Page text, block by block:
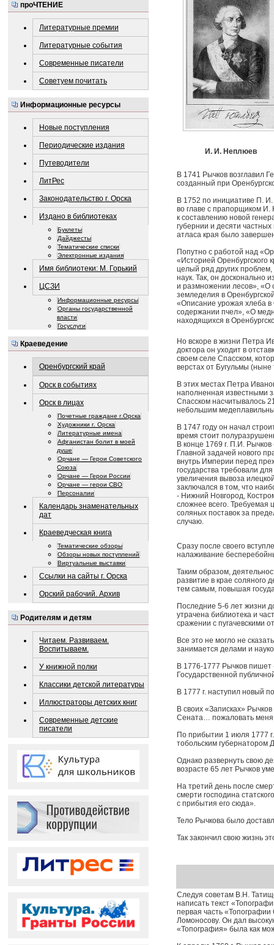
проЧТЕНИЕ
Литературные премии
Литературные события
Современные писатели
Советуем почитать
Информационные ресурсы
Новые поступления
Периодические издания
Путеводители
ЛитРес
Законодательство г. Орска
Издано в библиотеках
Буклеты
Дайджесты
Тематические списки
Электронные издания
Имя библиотеки: М. Горький
ЦСЗИ
Информационные ресурсы
Органы государственной
власти
Госуслуги
Краеведение
Оренбургский край
Орск в событиях
Орск в лицах
Почетные граждане г.Орска
Художники г. Орска
Литературные имена
Афганистан болит в моей
душе
Орчане — Герои Советского
Союза
Орчане — Герои России
Орчане — герои СВО
Персоналии
Календарь знаменательных
дат
Краеведческая книга
Тематические обзоры
Обзоры новых поступлений
Виртуальные выставки
Ссылки на сайты г. Орска
Орский рабочий. Архив
Родителям и детям
Читаем. Развиваем.
Воспитываем.
У книжной полки
Классики детской литературы
Иллюстраторы детских книг
Современные детские
писатели
И. И. Неплюев
В 1741 Рычков возглавил
созданный при
В 1752 по инициативе П. И.
во главе с прапорщиком И.
к составлению новой
губернии и десяти
атласа края было
Попутно с работой над
«Историей Оренбургского
целый ряд других
наук. Так, он досконально
и размножении лесов», «О
земледелия в
«Описание урожая хлеба в
содержании пчел», «О
находящихся в
Но вскоре в жизни Петра
доктора он уходит в
своем селе Спасском,
верстах от Бугульмы
В этих местах Петра
наполненная известными
Спасском насчитывалось
небольшим
В 1747 году он начал
время стоит
В конце 1769 г. П.И.
Главной задачей нового
внутрь Империи перед
государства требовали
увеличения вывоза
заключался в том, что
- Нижний Новгород,
сложнее всего. Требуемая
соляных поставок за
случаю.
Сразу после своего
налаживание
Таким образом,
развитие в крае соляного
тем самым, повышая
Последние 5-6 лет жизни
утрачена библиотека и
сражении с пугачевскими
Все это не могло не
занимается делами и
В 1776-1777 Рычков пишет
Государственной
В 1777 г. наступил новый
В своих «Записках»
Сената… пожаловать меня
По прибытии 1 июля 1777
тобольским губернатором
Однако развернуть свою
возрасте 65 лет Рычков
На третий день после
смерти господина
с прибытия его сюда».
Тело Рычкова было
Так закончил свою жизнь
Следуя советам В.Н.
написать текст
первая часть
Ломоносову. Он дал
«Топография» была как